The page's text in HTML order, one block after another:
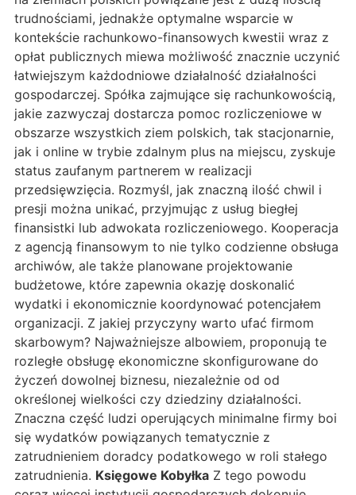
trudnościami, jednakże optymalne wsparcie w
kontekście rachunkowo-finansowych kwestii wraz z
opłat publicznych miewa możliwość znacznie uczynić
łatwiejszym każdodniowe działalność działalności
gospodarczej. Spółka zajmujące się rachunkowością,
jakie zazwyczaj dostarcza pomoc rozliczeniowe w
obszarze wszystkich ziem polskich, tak stacjonarnie,
jak i online w trybie zdalnym plus na miejscu, zyskuje
status zaufanym partnerem w realizacji
przedsięwzięcia. Rozmyśl, jak znaczną ilość chwil i
presji można unikać, przyjmując z usług biegłej
finansistki lub adwokata rozliczeniowego. Kooperacja
z agencją finansowym to nie tylko codzienne obsługa
archiwów, ale także planowane projektowanie
budżetowe, które zapewnia okazję doskonalić
wydatki i ekonomicznie koordynować potencjałem
organizacji. Z jakiej przyczyny warto ufać firmom
skarbowym? Najważniejsze albowiem, proponują te
rozległe obsługę ekonomiczne skonfigurowane do
życzeń dowolnej biznesu, niezależnie od od
określonej wielkości czy dziedziny działalności.
Znaczna część ludzi operujących minimalne firmy boi
się wydatków powiązanych tematycznie z
zatrudnieniem doradcy podatkowego w roli stałego
zatrudnienia. Księgowe Kobyłka Z tego powodu